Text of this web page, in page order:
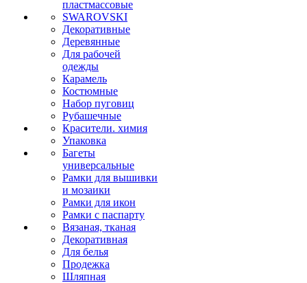
пластмассовые
SWAROVSKI
Декоративные
Деревянные
Для рабочей
одежды
Карамель
Костюмные
Набор пуговиц
Рубашечные
Красители. химия
Упаковка
Багеты
универсальные
Рамки для вышивки
и мозаики
Рамки для икон
Рамки с паспарту
Вязаная, тканая
Декоративная
Для белья
Продежка
Шляпная